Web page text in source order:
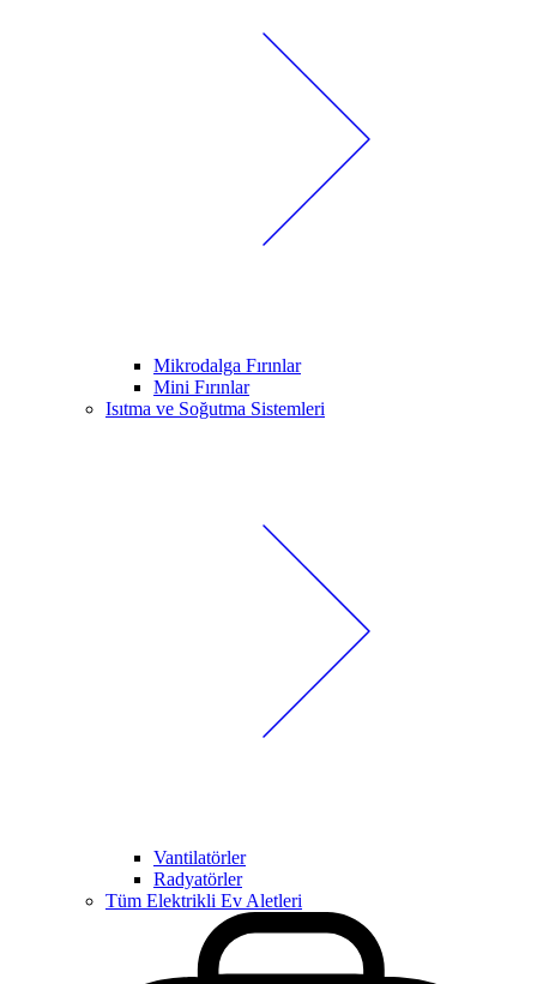
Mikrodalga Fırınlar
Mini Fırınlar
Isıtma ve Soğutma Sistemleri
Vantilatörler
Radyatörler
Tüm Elektrikli Ev Aletleri